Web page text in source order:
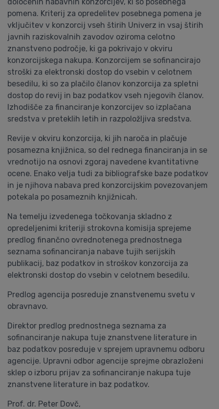
pomena. Kriterij za opredelitev posebnega pomena je
vključitev v konzorcij vseh štirih Univerz in vsaj štirih
javnih raziskovalnih zavodov oziroma celotno
znanstveno področje, ki ga pokrivajo v okviru
konzorcijskega nakupa. Konzorcijem se sofinancirajo
stroški za elektronski dostop do vsebin v celotnem
besedilu, ki so za plačilo članov konzorcija za spletni
dostop do revij in baz podatkov vseh njegovih članov.
Izhodišče za financiranje konzorcijev so izplačana
sredstva v preteklih letih in razpoložljiva sredstva.
Revije v okviru konzorcija, ki jih naroča in plačuje
posamezna knjižnica, so del rednega financiranja in se
vrednotijo na osnovi zgoraj navedene kvantitativne
ocene. Enako velja tudi za bibliografske baze podatkov
in je njihova nabava pred konzorcijskim povezovanjem
potekala po posameznih knjižnicah.
Na temelju izvedenega točkovanja skladno z
opredeljenimi kriteriji strokovna komisija sprejeme
predlog finančno ovrednotenega prednostnega
seznama sofinanciranja nabave tujih serijskih
publikacij, baz podatkov in stroškov konzorcija za
elektronski dostop do vsebin v celotnem besedilu.
Predlog agencija posreduje znanstvenemu svetu v
obravnavo.
Direktor predlog prednostnega seznama za
sofinanciranje nakupa tuje znanstvene literature in
baz podatkov posreduje v sprejem upravnemu odboru
agencije. Upravni odbor agencije sprejme obrazloženi
sklep o izboru prijav za sofinanciranje nakupa tuje
znanstvene literature in baz podatkov.
Prof. dr. Peter Dovč,